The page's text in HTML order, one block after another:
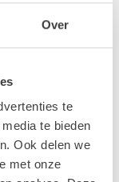
Over
te
te bieden
Ook delen we
met onze
rotan banken!
op 1 bankje te
en gebruik